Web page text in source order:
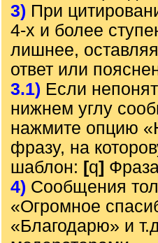
3) При
4-х и более
лишнее, оставляя
ответ или
3.1) Если
нижнем углу
нажмите опцию
фразу, на
шаблон: [q]
4) Сообщения
«Огромное
«Благодарю» и